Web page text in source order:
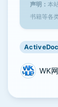
声明：本
书籍等各
WK